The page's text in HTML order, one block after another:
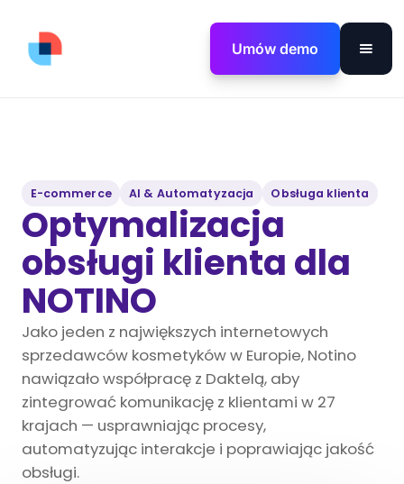
Umów demo
E-commerce AI & Automatyzacja Obsługa klienta
Optymalizacja
obsługi klienta dla
NOTINO
Jako jeden z największych internetowych
sprzedawców kosmetyków w Europie, Notino
nawiązało współpracę z Daktelą, aby
zintegrować komunikację z klientami w 27
krajach — usprawniając procesy,
automatyzując interakcje i poprawiając jakość
obsługi.